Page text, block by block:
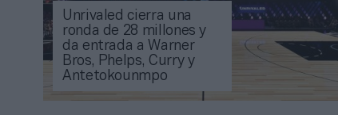
Unrivaled cierra una
ronda de 28 millones y
da entrada a Warner
Bros, Phelps, Curry y
Antetokounmpo